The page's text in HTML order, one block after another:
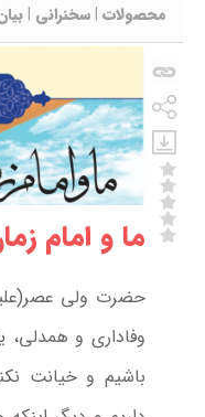
محصولات | سخنرانی |
ما و امام
حضرت ولی
وفاداری و همدلی،
باشیم و خیانت